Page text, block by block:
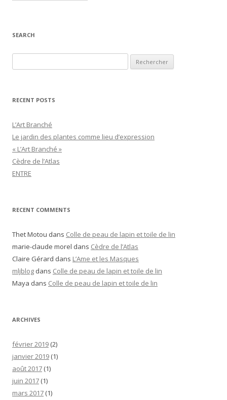
SEARCH
RECENT POSTS
L’Art Branché
Le jardin des plantes comme lieu d’expression
« L’Art Branché »
Cèdre de l’Atlas
ENTRE
RECENT COMMENTS
Thet Motou dans Colle de peau de lapin et toile de lin
marie-claude morel dans Cèdre de l’Atlas
Claire Gérard dans L’Ame et les Masques
mljblog dans Colle de peau de lapin et toile de lin
Maya dans Colle de peau de lapin et toile de lin
ARCHIVES
février 2019 (2)
janvier 2019 (1)
août 2017 (1)
juin 2017 (1)
mars 2017 (1)